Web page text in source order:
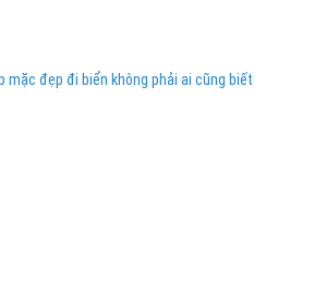
mặc đẹp đi biển không phải ai cũng biết